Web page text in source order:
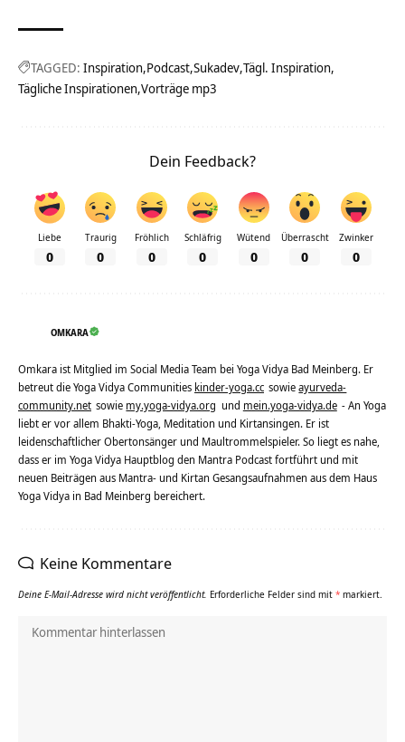
TAGGED: Inspiration Podcast Sukadev Tägl. Inspiration
Tägliche Inspirationen Vorträge mp3
Dein Feedback?
Liebe
0
Traurig
0
Fröhlich
0
Schläfrig
0
Wütend
0
Überrascht
0
Zwinker
0
OMKARA
Omkara ist Mitglied im Social Media Team bei Yoga Vidya Bad Meinberg. Er
betreut die Yoga Vidya Communities kinder-yoga.cc sowieayurveda-
community.net sowie my.yoga-vidya.org und mein.yoga-vidya.de - An Yoga
liebt er vor allem Bhakti-Yoga, Meditation und Kirtansingen. Er ist
leidenschaftlicher Obertonsänger und Maultrommelspieler. So liegt es nahe,
dass er im Yoga Vidya Hauptblog den Mantra Podcast fortführt und mit
neuen Beiträgen aus Mantra- und Kirtan Gesangsaufnahmen aus dem Haus
Yoga Vidya in Bad Meinberg bereichert.
Keine Kommentare
Deine E-Mail-Adresse wird nicht veröffentlicht. Erforderliche Felder sind mit * markiert.